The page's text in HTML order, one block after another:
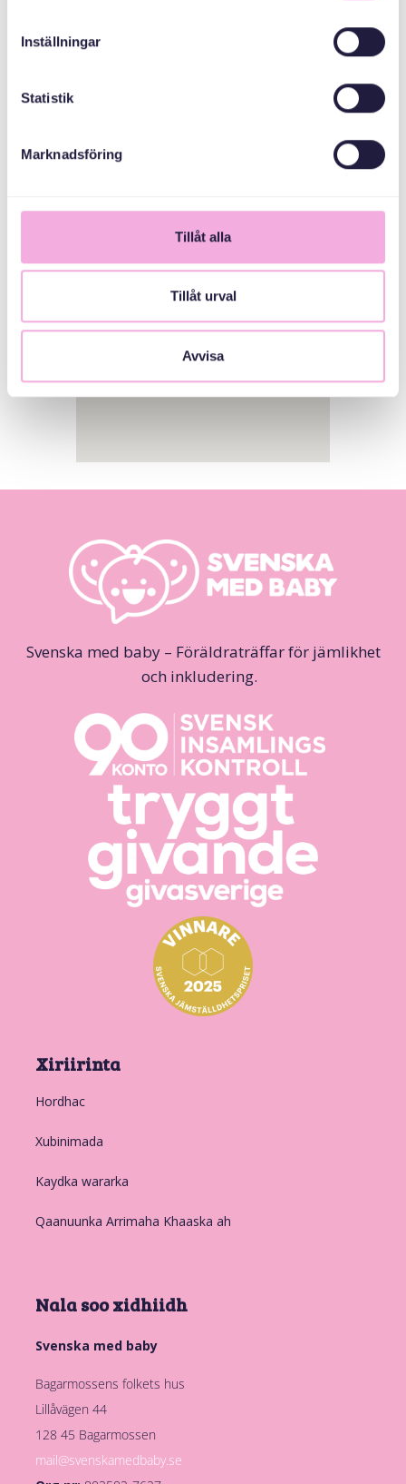
Inställningar
Statistik
Marknadsföring
Tillåt alla
Tillåt urval
Avvisa
1
Svenska med baby – Föräldraträffar för jämlikhet
och inkludering.
Xiriirinta
Hordhac
Xubinimada
Kaydka wararka
Qaanuunka Arrimaha Khaaska ah
Nala soo xidhiidh
Svenska med baby
Bagarmossens folkets hus
Lillåvägen 44
128 45 Bagarmossen
mail@svenskamedbaby.se